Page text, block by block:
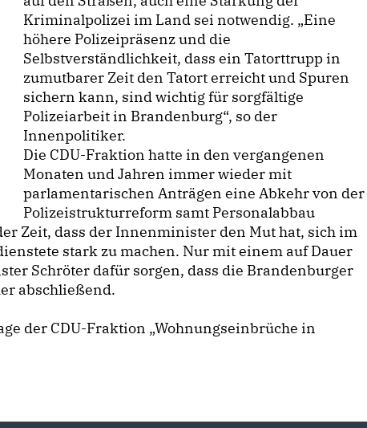
Kriminalpolizei im Land sei notwendig. „Eine
höhere Polizeipräsenz und die
Selbstverständlichkeit, dass ein Tatorttrupp in
zumutbarer Zeit den Tatort erreicht und Spuren
sichern kann, sind wichtig für sorgfältige
Polizeiarbeit in Brandenburg“, so der
Innenpolitiker.
Die CDU-Fraktion hatte in den vergangenen
Monaten und Jahren immer wieder mit
parlamentarischen Anträgen eine Abkehr von der
Polizeistrukturreform samt Personalabbau
Zeit, dass der Innenminister den Mut hat, sich im
stark zu machen. Nur mit einem auf Dauer
Schröter dafür sorgen, dass die Brandenburger
abschließend.
der CDU-Fraktion „Wohnungseinbrüche in